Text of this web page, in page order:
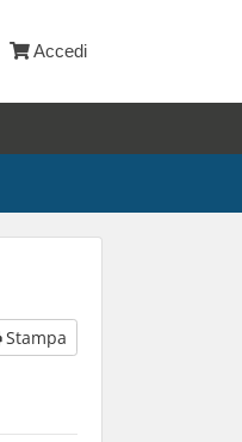
Accedi
Stampa